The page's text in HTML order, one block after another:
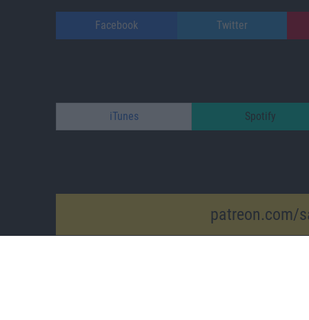
Facebook Twitter
iTunes Spotify
patreon.com/